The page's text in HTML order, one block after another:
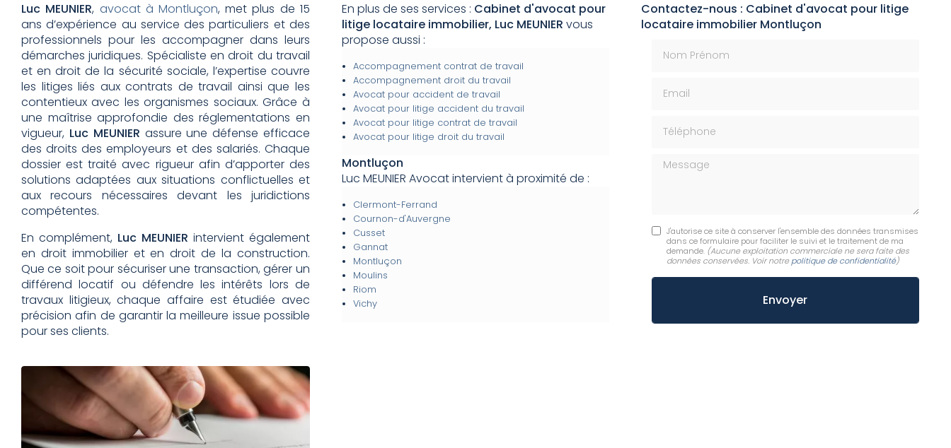
Luc MEUNIER, avocat à Montluçon, met plus de 15
ans d’expérience au service des particuliers et des
professionnels pour les accompagner dans leurs
démarches juridiques. Spécialiste en droit du travail
et en droit de la sécurité sociale, l’expertise couvre
les litiges liés aux contrats de travail ainsi que les
contentieux avec les organismes sociaux. Grâce à
une maîtrise approfondie des réglementations en
vigueur, Luc MEUNIER assure une défense efficace
des droits des employeurs et des salariés. Chaque
dossier est traité avec rigueur afin d’apporter des
solutions adaptées aux situations conflictuelles et
aux recours nécessaires devant les juridictions
compétentes.
En complément, Luc MEUNIER intervient également
en droit immobilier et en droit de la construction.
Que ce soit pour sécuriser une transaction, gérer un
différend locatif ou défendre les intérêts lors de
travaux litigieux, chaque affaire est étudiée avec
précision afin de garantir la meilleure issue possible
pour ses clients.
En plus de ses services : Cabinet d'avocat pour
litige locataire immobilier, Luc MEUNIER vous
propose aussi :
Accompagnement contrat de travail
Accompagnement droit du travail
Avocat pour accident de travail
Avocat pour litige accident du travail
Avocat pour litige contrat de travail
Avocat pour litige droit du travail
Montluçon
Luc MEUNIER Avocat intervient à proximité de :
Clermont-Ferrand
Cournon-d'Auvergne
Cusset
Gannat
Montluçon
Moulins
Riom
Vichy
Contactez-nous : Cabinet d'avocat pour litige
locataire immobilier Montluçon
Message
J'autorise ce site à conserver l'ensemble des données transmises
dans ce formulaire pour faciliter le suivi et le traitement de ma
demande. (Aucune exploitation commerciale ne sera faite des
données conservées. Voir notre politique de confidentialité)